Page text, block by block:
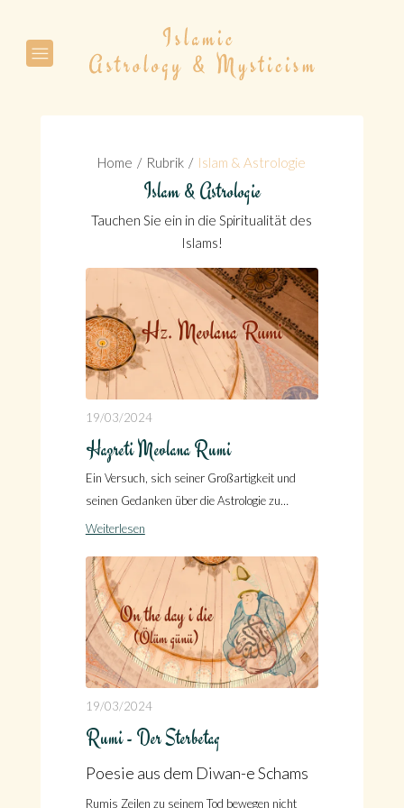
Home Rubrik Islam & Astrologie
Islam & Astrologie
Tauchen Sie ein in die Spiritualität des
Islams!
19/03/2024
Hazreti Mevlana Rumi
Ein Versuch, sich seiner Großartigkeit und
seinen Gedanken über die Astrologie zu
nähern!
Weiterlesen
19/03/2024
Rumi - Der Sterbetag
Poesie aus dem Diwan-e Schams
Rumis Zeilen zu seinem Tod bewegen nicht